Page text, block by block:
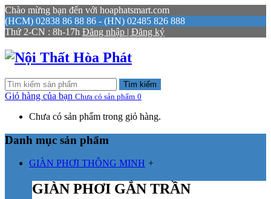
Chào mừng bạn đến với hoaphatsmart.com
(HCM) 02838 86 88 86 - (HN) 02485 826 888
Thứ 2-CN : 8h-17h Đăng nhập | Đăng ký
Tìm kiếm
Giỏ hàng của bạn Chưa có sản phẩm 0
Chưa có sản phẩm trong giỏ hàng.
Danh mục sản phẩm
GIÀN PHƠI THÔNG MINH +
GIÀN PHƠI GẮN TRẦN